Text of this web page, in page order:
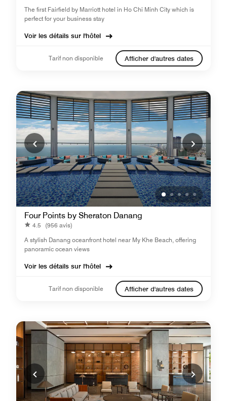
The first Fairfield by Marriott hotel in Ho Chi Minh City which is
perfect for your business stay
Voir les détails sur l'hôtel
Tarif non disponible Afficher d'autres dates
Four Points by Sheraton Danang
4.5
(956 avis)
A stylish Danang oceanfront hotel near My Khe Beach, offering
panoramic ocean views
Voir les détails sur l'hôtel
Tarif non disponible Afficher d'autres dates